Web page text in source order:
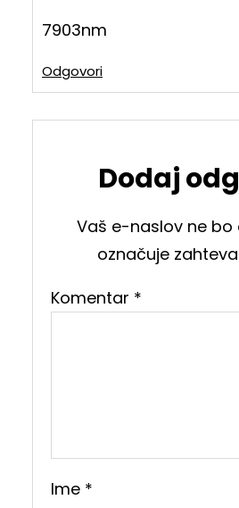
7903nm
Odgovori
Dodaj
Vaš e-naslov ne bo
označuje
Komentar *
Ime *